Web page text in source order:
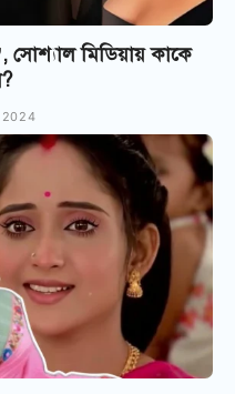
সোশ্যাল মিডিয়ায় কাকে